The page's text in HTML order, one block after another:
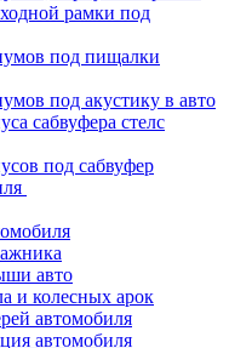
рамки под
под пищалки
под акустику в авто
сабвуфера стелс
под сабвуфер
авто
и колесных арок
автомобиля
автомобиля